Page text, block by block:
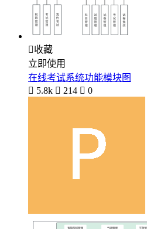
收藏
立即使用
在线考试系统功能模块图
 5.8k  214  0